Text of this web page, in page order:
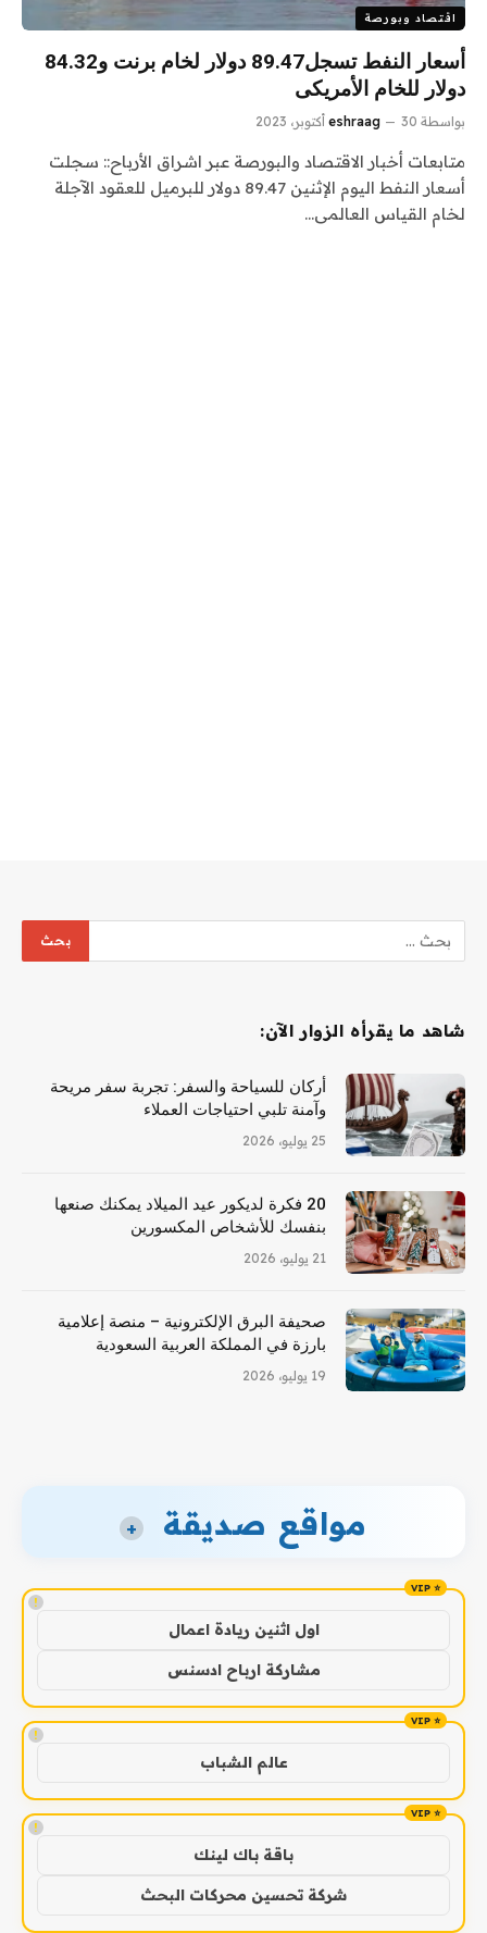
اقتصاد وبورصة
أسعار النفط تسجل89.47 دولار لخام برنت و84.32
دولار للخام الأمريكى
بواسطة eshraag 30 أكتوبر، 2023
متابعات أخبار الاقتصاد والبورصة عبر اشراق الأرباح:: سجلت
أسعار النفط اليوم الإثنين 89.47 دولار للبرميل للعقود الآجلة
لخام القياس العالمى…
شاهد ما يقرأه الزوار الآن:
أركان للسياحة والسفر: تجربة سفر مريحة
وآمنة تلبي احتياجات العملاء
25 يوليو، 2026
20 فكرة لديكور عيد الميلاد يمكنك صنعها
بنفسك للأشخاص المكسورين
21 يوليو، 2026
صحيفة البرق الإلكترونية – منصة إعلامية
بارزة في المملكة العربية السعودية
19 يوليو، 2026
مواقع صديقة +
!
اول اثنين ريادة اعمال
مشاركة ارباح ادسنس
!
عالم الشباب
!
باقة باك لينك
شركة تحسين محركات البحث